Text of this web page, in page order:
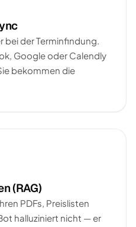
bei der Terminfindung.
Google oder Calendly
bekommen die
(RAG)
PDFs, Preislisten
halluziniert nicht — er